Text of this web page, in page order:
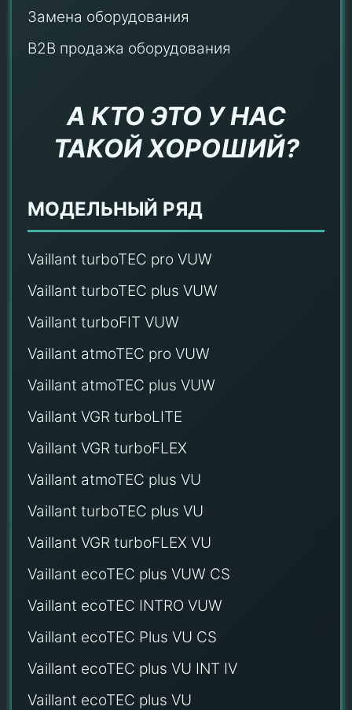
Замена оборудования
B2B продажа оборудования
А КТО ЭТО У НАС
ТАКОЙ ХОРОШИЙ?
МОДЕЛЬНЫЙ РЯД
Vaillant turboTEC pro VUW
Vaillant turboTEC plus VUW
Vaillant turboFIT VUW
Vaillant atmoTEC pro VUW
Vaillant atmoTEC plus VUW
Vaillant VGR turboLITE
Vaillant VGR turboFLEX
Vaillant atmoTEC plus VU
Vaillant turboTEC plus VU
Vaillant VGR turboFLEX VU
Vaillant ecoTEC plus VUW CS
Vaillant ecoTEC INTRO VUW
Vaillant ecoTEC Plus VU CS
Vaillant ecoTEC plus VU INT IV
Vaillant ecoTEC plus VU